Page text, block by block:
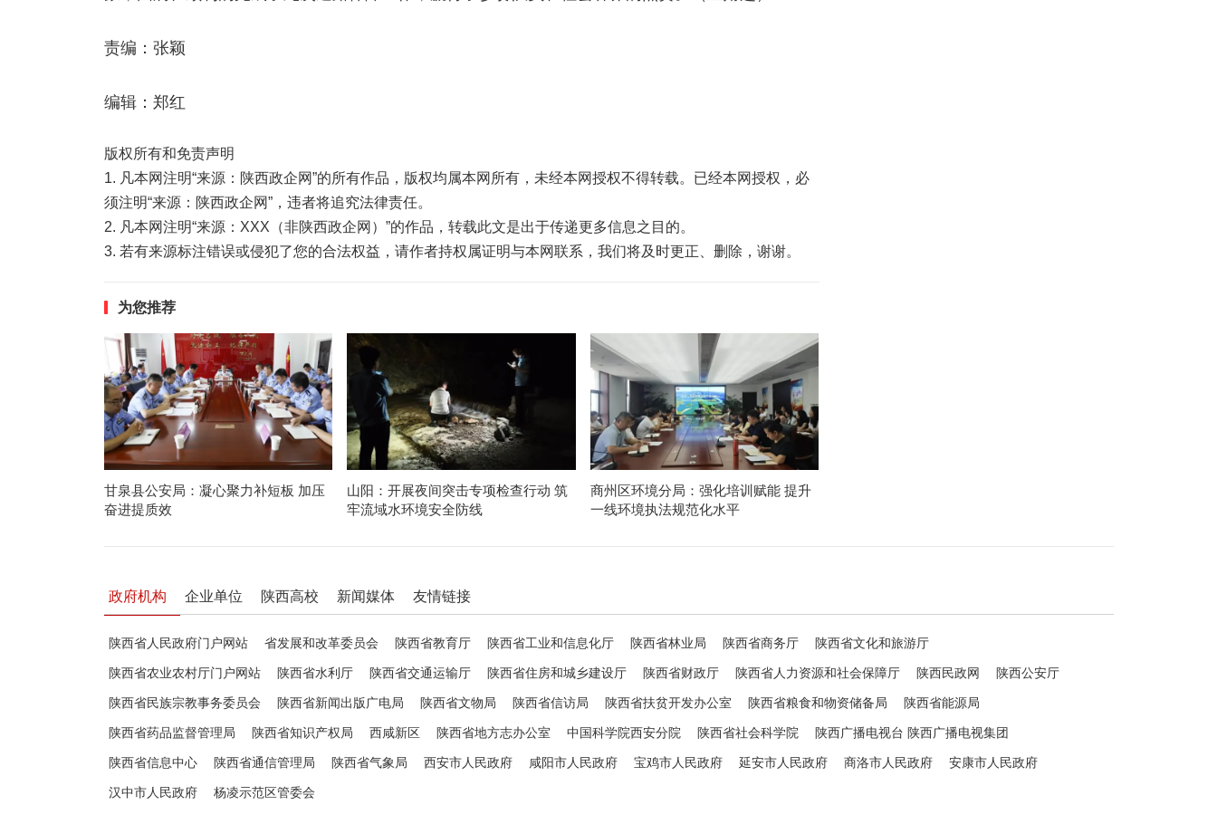
责编：张颖
编辑：郑红
版权所有和免责声明
1. 凡本网注明“来源：陕西政企网”的所有作品，版权均属本网所有，未经本网授权不得转载。已经本网授权，必
须注明“来源：陕西政企网”，违者将追究法律责任。
2. 凡本网注明“来源：XXX（非陕西政企网）”的作品，转载此文是出于传递更多信息之目的。
3. 若有来源标注错误或侵犯了您的合法权益，请作者持权属证明与本网联系，我们将及时更正、删除，谢谢。
为您推荐
甘泉县公安局：凝心聚力补短板 加压
奋进提质效
山阳：开展夜间突击专项检查行动 筑
牢流域水环境安全防线
商州区环境分局：强化培训赋能 提升
一线环境执法规范化水平
政府机构 企业单位 陕西高校 新闻媒体 友情链接
陕西省人民政府门户网站 省发展和改革委员会 陕西省教育厅 陕西省工业和信息化厅 陕西省林业局 陕西省商务厅 陕西省文化和旅游厅
陕西省农业农村厅门户网站 陕西省水利厅 陕西省交通运输厅 陕西省住房和城乡建设厅 陕西省财政厅 陕西省人力资源和社会保障厅 陕西民政网 陕西公安厅
陕西省民族宗教事务委员会 陕西省新闻出版广电局 陕西省文物局 陕西省信访局 陕西省扶贫开发办公室 陕西省粮食和物资储备局 陕西省能源局
陕西省药品监督管理局 陕西省知识产权局 西咸新区 陕西省地方志办公室 中国科学院西安分院 陕西省社会科学院 陕西广播电视台 陕西广播电视集团
陕西省信息中心 陕西省通信管理局 陕西省气象局 西安市人民政府 咸阳市人民政府 宝鸡市人民政府 延安市人民政府 商洛市人民政府 安康市人民政府
汉中市人民政府 杨凌示范区管委会